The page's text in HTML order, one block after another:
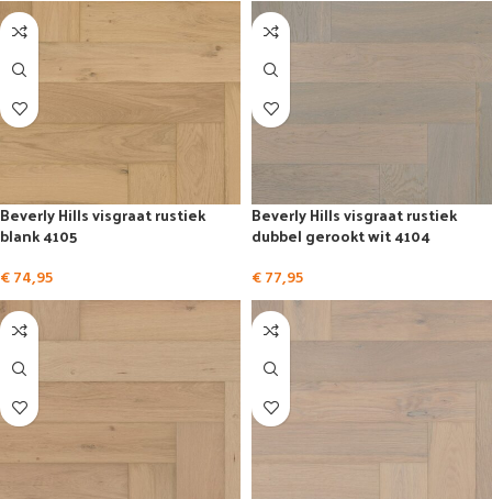
Beverly Hills visgraat rustiek
blank 4105
€74,95
Beverly Hills visgraat rustiek
dubbel gerookt wit 4104
€77,95